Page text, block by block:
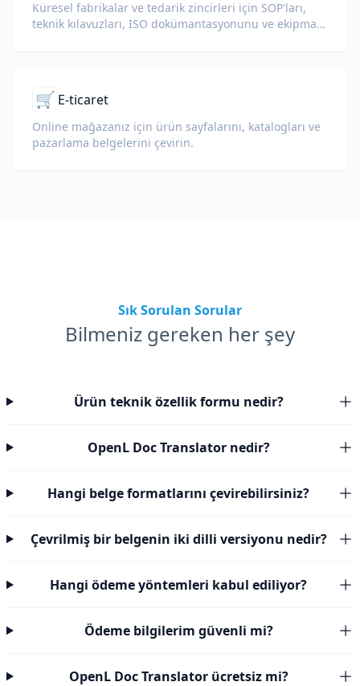
Küresel fabrikalar ve tedarik zincirleri için SOP'ları,
teknik kılavuzları, ISO dokümantasyonunu ve ekipman
🛒 E-ticaret
Online mağazanız için ürün sayfalarını, katalogları ve
pazarlama belgelerini çevirin.
Sık Sorulan Sorular
Bilmeniz gereken her şey
Ürün teknik özellik formu nedir?
OpenL Doc Translator nedir?
Hangi belge formatlarını çevirebilirsiniz?
Çevrilmiş bir belgenin iki dilli versiyonu nedir?
Hangi ödeme yöntemleri kabul ediliyor?
Ödeme bilgilerim güvenli mi?
OpenL Doc Translator ücretsiz mi?